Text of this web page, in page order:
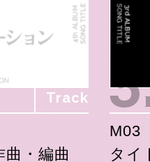
Track
・編曲
M03
タイ